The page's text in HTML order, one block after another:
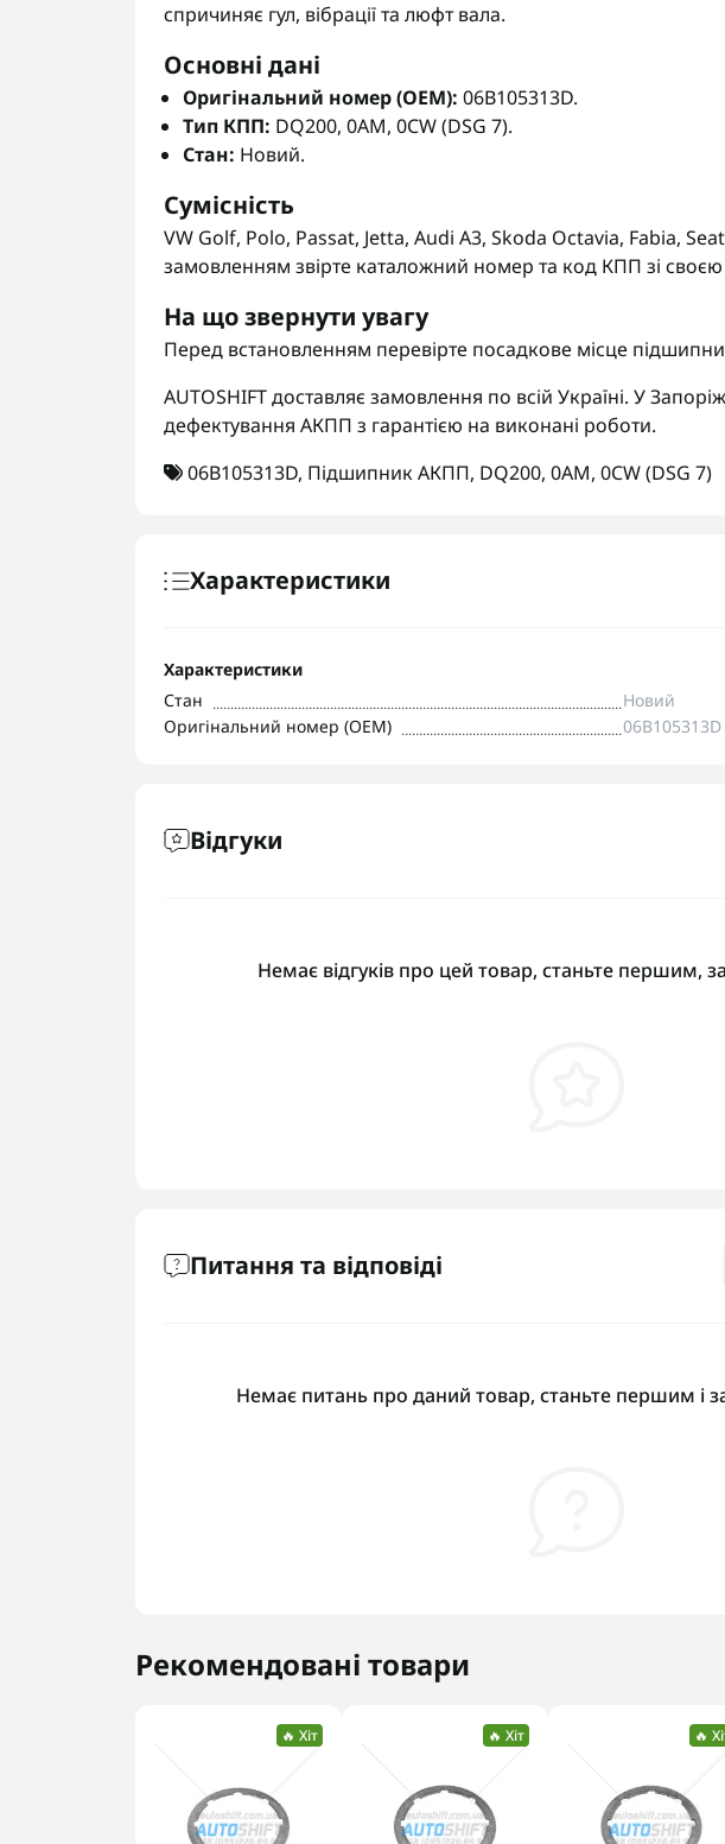
спричиняє гул, вібрації та люфт вала.
Основні дані
Оригінальний номер (OEM): 06B105313D.
Тип КПП: DQ200, 0AM, 0CW (DSG 7).
Стан: Новий.
Сумісність
VW Golf, Polo, Passat, Jetta, Audi A3, Skoda Octavia, Fabia,
замовленням звірте каталожний номер та код КПП зі своєю
На що звернути увагу
Перед встановленням перевірте посадкове місце
AUTOSHIFT доставляє замовлення по всій Україні. У
дефектування АКПП з гарантією на виконані роботи.
06B105313D, Підшипник АКПП, DQ200, 0AM, 0CW (DSG 7)
Характеристики
Характеристики
Стан
Новий
Оригінальний номер (OEM)
06B105313D
Відгуки
Немає відгуків про цей товар, станьте першим,
Питання та відповіді
Немає питань про даний товар, станьте першим і
Рекомендовані товари
🔥 Хіт 🔥 Хіт 🔥